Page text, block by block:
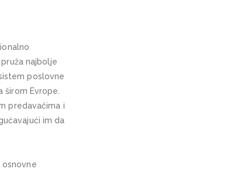
najbolje
poslovne
širom Evrope.
predavačima i
im da